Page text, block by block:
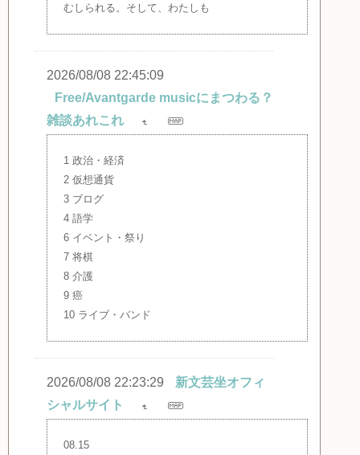
むしられる。そして、わたしも
2026/08/08 22:45:09
Free/Avantgarde musicにまつわる？
雑談あれこれ
1 政治・経済
2 仮想通貨
3 ブログ
4 語学
6 イベント・祭り
7 将棋
8 介護
9 癌
10 ライブ・バンド
2026/08/08 22:23:29
新文芸坐オフィ
シャルサイト
08.15